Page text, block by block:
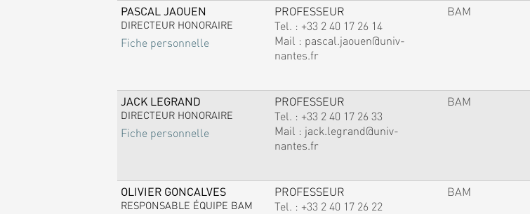
PASCAL JAOUEN
DIRECTEUR HONORAIRE
Fiche personnelle
PROFESSEUR
Tel. : +33 2 40 17 26 14
Mail : pascal.jaouen@univ-
nantes.fr
BAM
JACK LEGRAND
DIRECTEUR HONORAIRE
Fiche personnelle
PROFESSEUR
Tel. : +33 2 40 17 26 33
Mail : jack.legrand@univ-
nantes.fr
BAM
OLIVIER GONCALVES
RESPONSABLE ÉQUIPE BAM
PROFESSEUR
Tel. : +33 2 40 17 26 22
BAM